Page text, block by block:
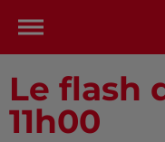
Le flash
11h00